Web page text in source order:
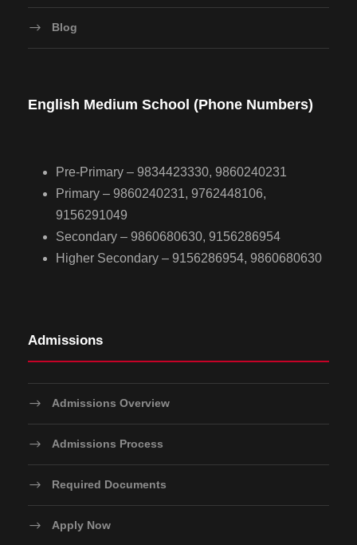
Blog
English Medium School (Phone Numbers)
Pre-Primary – 9834423330, 9860240231
Primary – 9860240231, 9762448106,
9156291049
Secondary – 9860680630, 9156286954
Higher Secondary – 9156286954, 9860680630
Admissions
Admissions Overview
Admissions Process
Required Documents
Apply Now